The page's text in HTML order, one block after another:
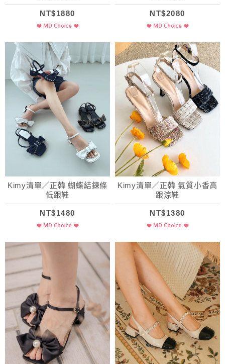
NT$1880 NT$2080
Kimy清單／正韓 蝴蝶結鍊條
低跟鞋
NT$1480
Kimy清單／正韓 氣質小香高
跟涼鞋
NT$1380